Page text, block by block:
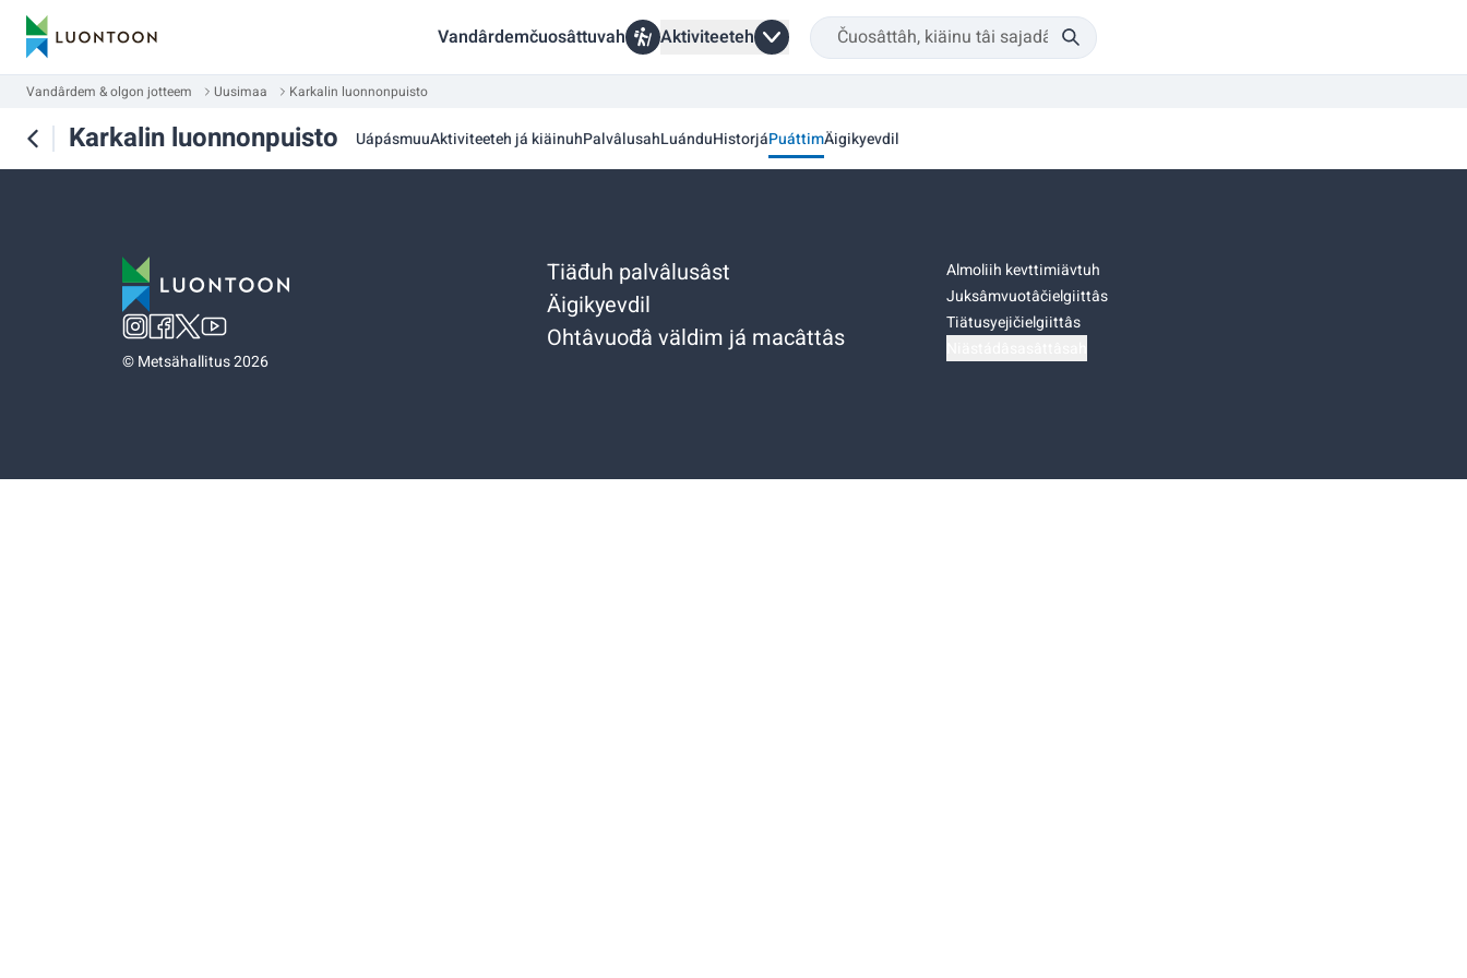
Vandârdemčuosâttuvah Aktiviteeteh
Vandârdem & olgon jotteem Uusimaa Karkalin luonnonpuisto
Karkalin luonnonpuisto UápásmuuAktiviteeteh já kiäinuhPalvâlusahLuánduHistorjáPuáttimÄigikyevdil
©Metsähallitus 2026
Tiäđuh palvâlusâst
Äigikyevdil
Ohtâvuođâ väldim já macâttâs
Almoliih kevttimiävtuh
Juksâmvuotâčielgiittâs
Tiätusyejičielgiittâs